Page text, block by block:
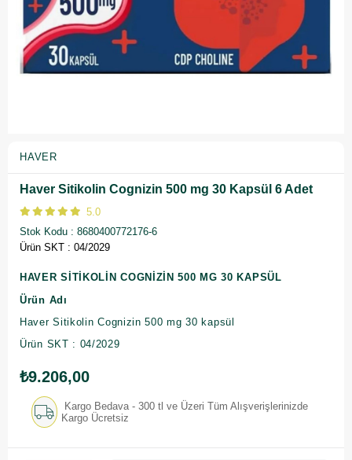
HAVER
Haver Sitikolin Cognizin 500 mg 30 Kapsül 6 Adet
5.0
Stok Kodu
8680400772176-6
Ürün SKT : 04/2029
HAVER SİTİKOLİN COGNİZİN 500 MG 30 KAPSÜL
Ürün Adı
Haver Sitikolin Cognizin 500 mg 30 kapsül
Ürün SKT : 04/2029
₺9.206,00
Kargo Bedava - 300 tl ve Üzeri Tüm Alışverişlerinizde
Kargo Ücretsiz